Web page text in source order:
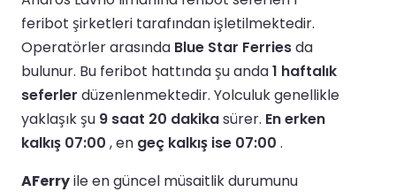
feribot şirketleri tarafından işletilmektedir.
Operatörler arasında Blue Star Ferriesda
bulunur. Bu feribot hattında şu anda1 haftalık
seferler düzenlenmektedir. Yolculuk genellikle
yaklaşık şu 9 saat 20 dakikasürer. En erken
kalkış 07:00 , en geç kalkış ise 07:00 .
AFerryile en güncel müsaitlik durumunu